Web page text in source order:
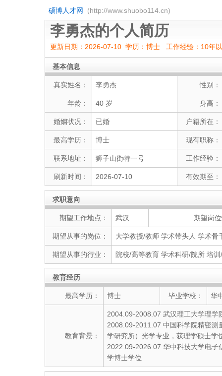
硕博人才网 (http://www.shuobo114.cn)
李勇杰的个人简历
更新日期：2026-07-10 学历：博士 工作经验：10年
基本信息
真实姓名： 李勇杰 性别：
年龄： 40 岁 身高：
婚姻状况： 已婚 户籍所在：
最高学历： 博士 现有职称：
联系地址： 狮子山街特一号 工作经验：
刷新时间： 2026-07-10 有效期至：
求职意向
期望工作地点： 武汉 期望岗
期望从事的岗位： 大学教授/教师 学术带头人 学术骨
期望从事的行业： 院校/高等教育 学术科研/院所 培
教育经历
最高学历： 博士 毕业学校： 华
教育背景：
2004.09-2008.07 武汉理工大学理学
2008.09-2011.07 中国科学院精密测
学研究所）光学专业，获理学硕士学
2022.09-2026.07 华中科技大学电子
学博士学位